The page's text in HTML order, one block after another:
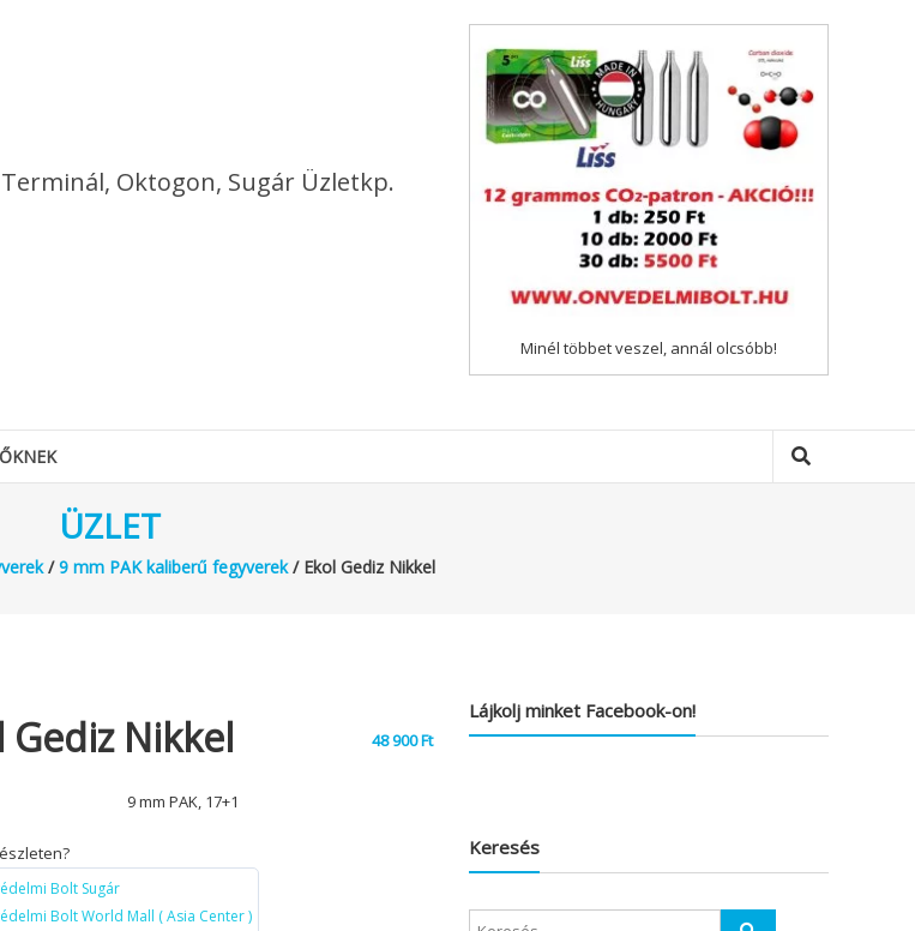
Oktogon, Sugár Üzletkp.
Minél többet veszel, annál olcsóbb!
ÜZLET
/9 mm PAK kaliberű fegyverek/ Ekol Gediz Nikkel
Gediz Nikkel 48 900Ft
9 mm PAK, 17+1
Bolt Sugár
Bolt World Mall ( Asia Center )
Lájkolj minket Facebook-on!
Keresés